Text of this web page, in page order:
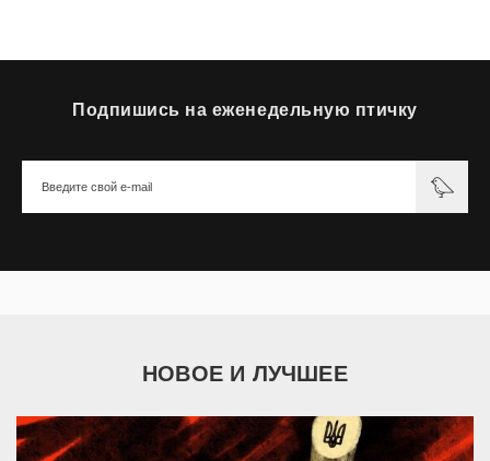
Подпишись на еженедельную птичку
НОВОЕ И ЛУЧШЕЕ